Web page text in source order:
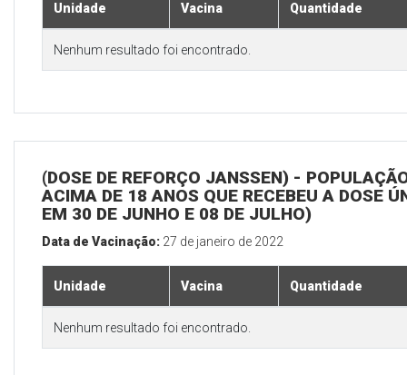
Unidade Vacina Quantidade
Nenhum resultado foi encontrado.
(DOSE DE REFORÇO JANSSEN) -
ACIMA DE 18 ANOS QUE RECEBEU A DOSE
EM 30 DE JUNHO E 08 DE JULHO)
Data de Vacinação: 27 de janeiro de 2022
Unidade Vacina Quantidade
Nenhum resultado foi encontrado.